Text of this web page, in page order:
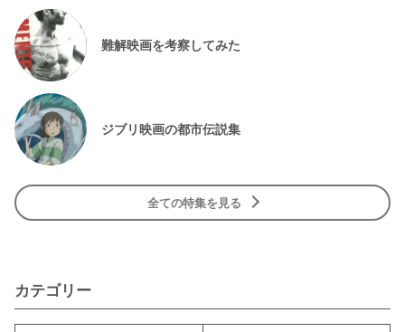
難解映画を考察してみた
ジブリ映画の都市伝説集
全ての特集を見る
カテゴリー